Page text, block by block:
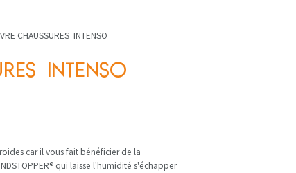
CHAUSSURES INTENSO
INTENSO
car il vous fait bénéficier de la
qui laisse l'humidité s'échapper